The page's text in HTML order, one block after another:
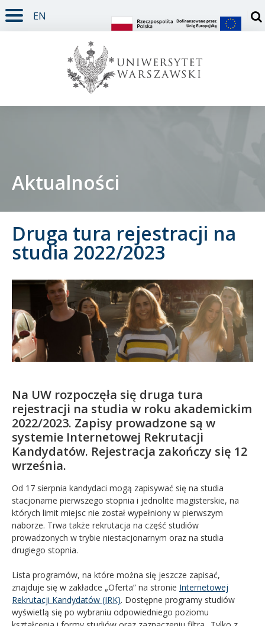
TREŚĆ STRONY
MENU GŁÓWNE
WYSZUKIWARKA
SOCIAL MEDIA
STOPKA STRONY
EN
Doktorant
Pracownik
Kandydat
Absolwent
Aktualności
Druga tura rejestracji na
studia 2022/2023
Na UW rozpoczęła się druga tura
rejestracji na studia w roku akademickim
2022/2023. Zapisy prowadzone są w
systemie Internetowej Rekrutacji
Kandydatów. Rejestracja zakończy się 12
września.
Od 17 sierpnia kandydaci mogą zapisywać się na studia
stacjonarne pierwszego stopnia i jednolite magisterskie, na
których limit miejsc nie został wypełniony w pierwszym
naborze. Trwa także rekrutacja na część studiów
prowadzonych w trybie niestacjonarnym oraz na studia
drugiego stopnia.
Lista programów, na które można się jeszcze zapisać,
znajduje się w zakładce „Oferta” na stronie Internetowej
Rekrutacji Kandydatów (IRK). Dostępne programy studiów
wyświetlą się po wybraniu odpowiedniego poziomu